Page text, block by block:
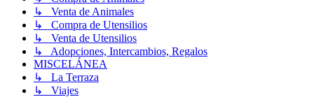
↳ Venta de Animales
↳ Compra de Utensilios
↳ Venta de Utensilios
↳ Adopciones, Intercambios, Regalos
MISCELÁNEA
↳ La Terraza
↳ Viajes